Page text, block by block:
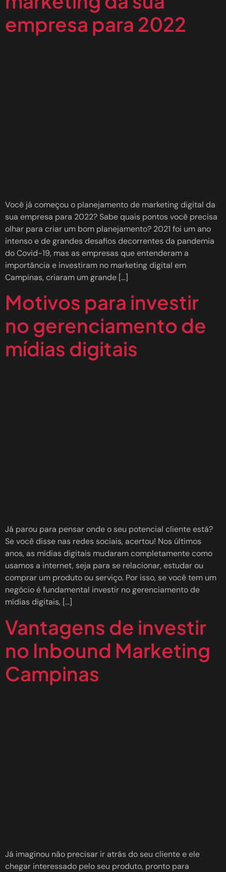
empresa para 2022
Você já começou o planejamento de marketing digital da
sua empresa para 2022? Sabe quais pontos você precisa
olhar para criar um bom planejamento? 2021 foi um ano
intenso e de grandes desafios decorrentes da pandemia
do Covid-19, mas as empresas que entenderam a
importância e investiram no marketing digital em
Campinas, criaram um grande […]
Motivos para investir
no gerenciamento de
mídias digitais
Já parou para pensar onde o seu potencial cliente está?
Se você disse nas redes sociais, acertou! Nos últimos
anos, as mídias digitais mudaram completamente como
usamos a internet, seja para se relacionar, estudar ou
comprar um produto ou serviço. Por isso, se você tem um
negócio é fundamental investir no gerenciamento de
mídias digitais, […]
Vantagens de investir
no Inbound Marketing
Campinas
Já imaginou não precisar ir atrás do seu cliente e ele
chegar interessado pelo seu produto, pronto para